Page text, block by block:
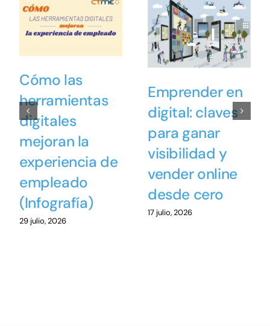
Cómo las
herramientas
digitales
mejoran la
experiencia de
empleado
(Infografía)
29 julio, 2026
Emprender en
digital: claves
para ganar
visibilidad y
vender online
desde cero
17 julio, 2026